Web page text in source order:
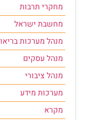
מחקרי תרבות
מחשבת ישראל
מנהל מערכות בריאות
מנהל עסקים
מנהל ציבורי
מערכות מידע
מקרא